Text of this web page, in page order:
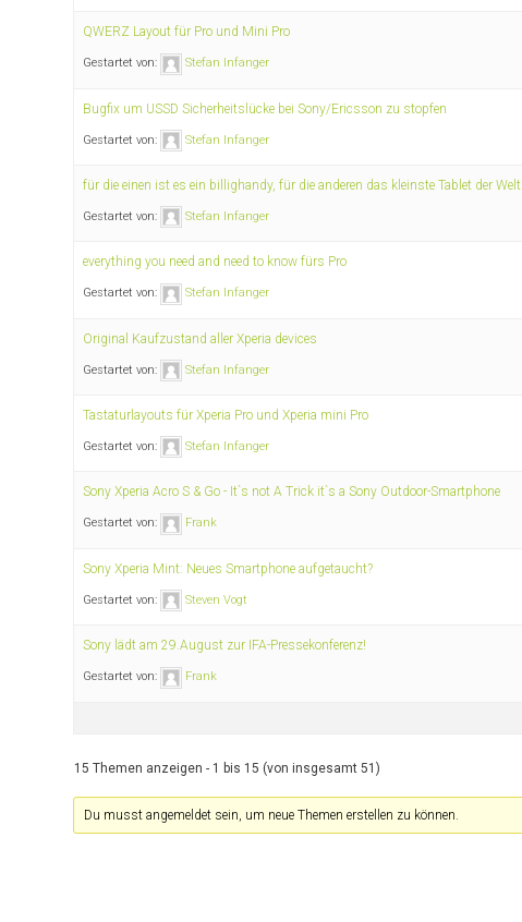
QWERZ Layout für Pro und Mini Pro
Gestartet von: Stefan Infanger
Bugfix um USSD Sicherheitslücke bei Sony/Ericsson zu stopfen
Gestartet von: Stefan Infanger
für die einen ist es ein billighandy, für die anderen das kleinste Tablet der Welt
Gestartet von: Stefan Infanger
everything you need and need to know fürs Pro
Gestartet von: Stefan Infanger
Original Kaufzustand aller Xperia devices
Gestartet von: Stefan Infanger
Tastaturlayouts für Xperia Pro und Xperia mini Pro
Gestartet von: Stefan Infanger
Sony Xperia Acro S & Go - It`s not A Trick it`s a Sony Outdoor-Smartphone
Gestartet von: Frank
Sony Xperia Mint: Neues Smartphone aufgetaucht?
Gestartet von: Steven Vogt
Sony lädt am 29.August zur IFA-Pressekonferenz!
Gestartet von: Frank
15 Themen anzeigen - 1 bis 15 (von insgesamt 51)
Du musst angemeldet sein, um neue Themen erstellen zu können.